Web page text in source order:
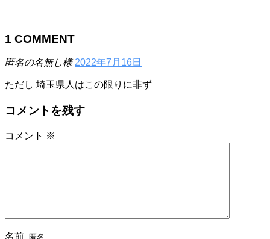
1 COMMENT
匿名の名無し様 2022年7月16日
ただし 埼玉県人はこの限りに非ず
コメントを残す
コメント ※
名前